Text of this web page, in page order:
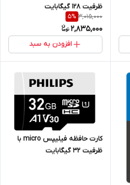
ظرفیت 128 گیگابایت
3,015,000
5%
2,835,000
افزودن به سبد
کارت حافظه فیلیپس micro با
ظرفیت 32 گیگابایت